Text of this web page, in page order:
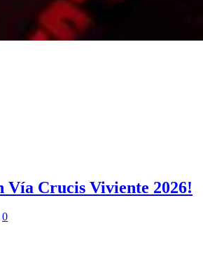
Vía Crucis Viviente 2026!
0